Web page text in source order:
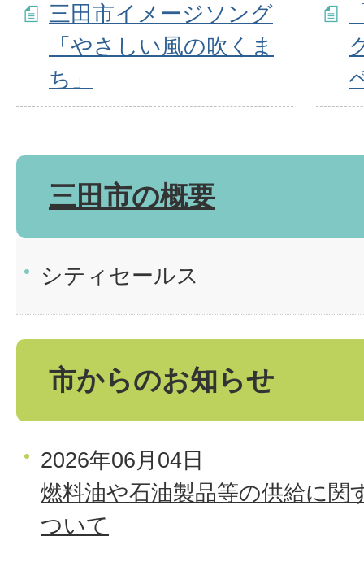
三田市イメージソング
「やさしい風の吹くま
ち」
三田市の概要
シティセールス
市からのお知らせ
2026年06月04日
燃料油や石油製品等の供給に関
ついて